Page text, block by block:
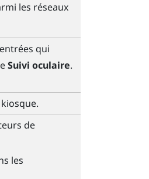
les réseaux
qui
Suivi oculaire.
de
les